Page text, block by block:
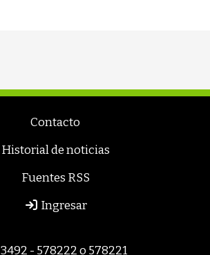
Contacto
Historial de noticias
Fuentes RSS
Ingresar
3492 - 578222 o 578221